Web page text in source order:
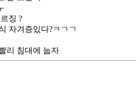
징 ?
자겨증있다?ㅋㄱㄱ
리 침대에 눕자